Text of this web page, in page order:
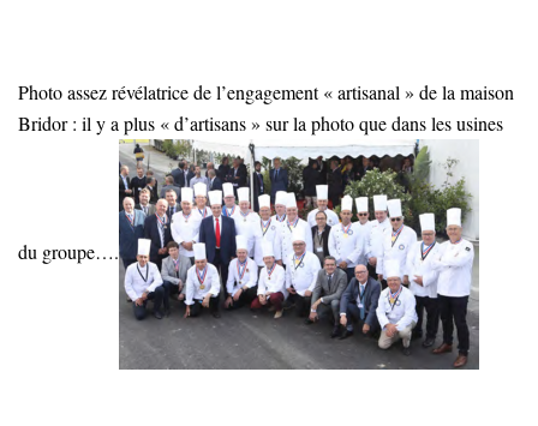
Photo assez révélatrice de l’engagement « artisanal » de la maison
Bridor : il y a plus « d’artisans » sur la photo que dans les usines
du groupe….